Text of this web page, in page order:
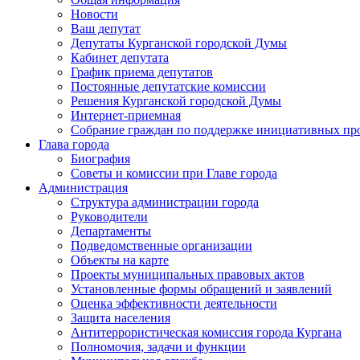
Новости
Ваш депутат
Депутаты Курганской городской Думы
Кабинет депутата
График приема депутатов
Постоянные депутатские комиссии
Решения Курганской городской Думы
Интернет-приемная
Собрание граждан по поддержке инициативных
Глава города
Биография
Советы и комиссии при Главе города
Администрация
Структура администрации города
Руководители
Департаменты
Подведомственные организации
Объекты на карте
Проекты муниципальных правовых актов
Установленные формы обращений и заявлений
Оценка эффективности деятельности
Защита населения
Антитеррористическая комиссия города Кургана
Полномочия, задачи и функции